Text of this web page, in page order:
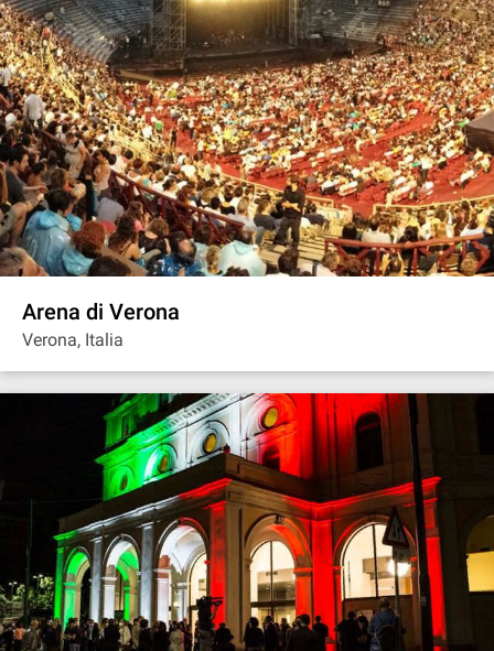
Arena di Verona
Verona, Italia